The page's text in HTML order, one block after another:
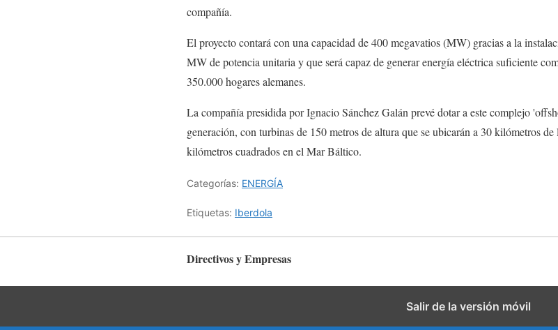
compañía.
El proyecto contará con una capacidad de 400 megavatios (MW) gracias a la
MW de potencia unitaria y que será capaz de generar energía eléctrica suficiente
350.000 hogares alemanes.
La compañía presidida por Ignacio Sánchez Galán prevé dotar a este complejo
generación, con turbinas de 150 metros de altura que se ubicarán a 30 kilómetros
kilómetros cuadrados en el Mar Báltico.
Categorías: ENERGÍA
Etiquetas: Iberdola
Directivos y Empresas
Salir de la versión móvil